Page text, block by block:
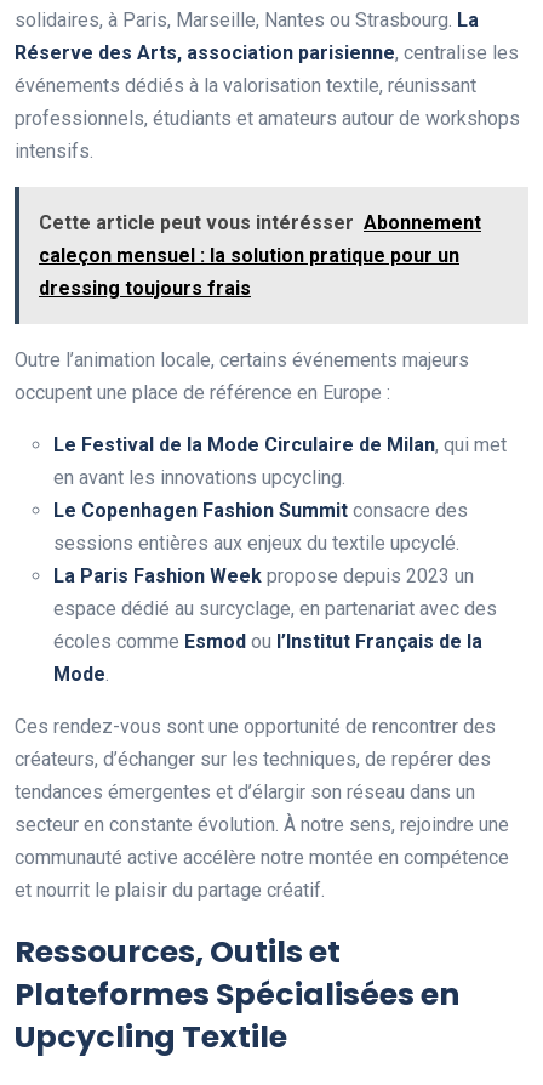
solidaires, à Paris, Marseille, Nantes ou Strasbourg. La
Réserve des Arts, association parisienne, centralise les
événements dédiés à la valorisation textile, réunissant
professionnels, étudiants et amateurs autour de workshops
intensifs.
Cette article peut vous intérésser Abonnement
caleçon mensuel : la solution pratique pour un
dressing toujours frais
Outre l’animation locale, certains événements majeurs
occupent une place de référence en Europe :
Le Festival de la Mode Circulaire de Milan, qui met
en avant les innovations upcycling.
Le Copenhagen Fashion Summit consacre des
sessions entières aux enjeux du textile upcyclé.
La Paris Fashion Week propose depuis 2023 un
espace dédié au surcyclage, en partenariat avec des
écoles comme Esmod ou l’Institut Français de la
Mode
Ces rendez-vous sont une opportunité de rencontrer des
créateurs, d’échanger sur les techniques, de repérer des
tendances émergentes et d’élargir son réseau dans un
secteur en constante évolution. À notre sens, rejoindre une
communauté active accélère notre montée en compétence
et nourrit le plaisir du partage créatif.
Ressources, Outils et
Plateformes Spécialisées en
Upcycling Textile